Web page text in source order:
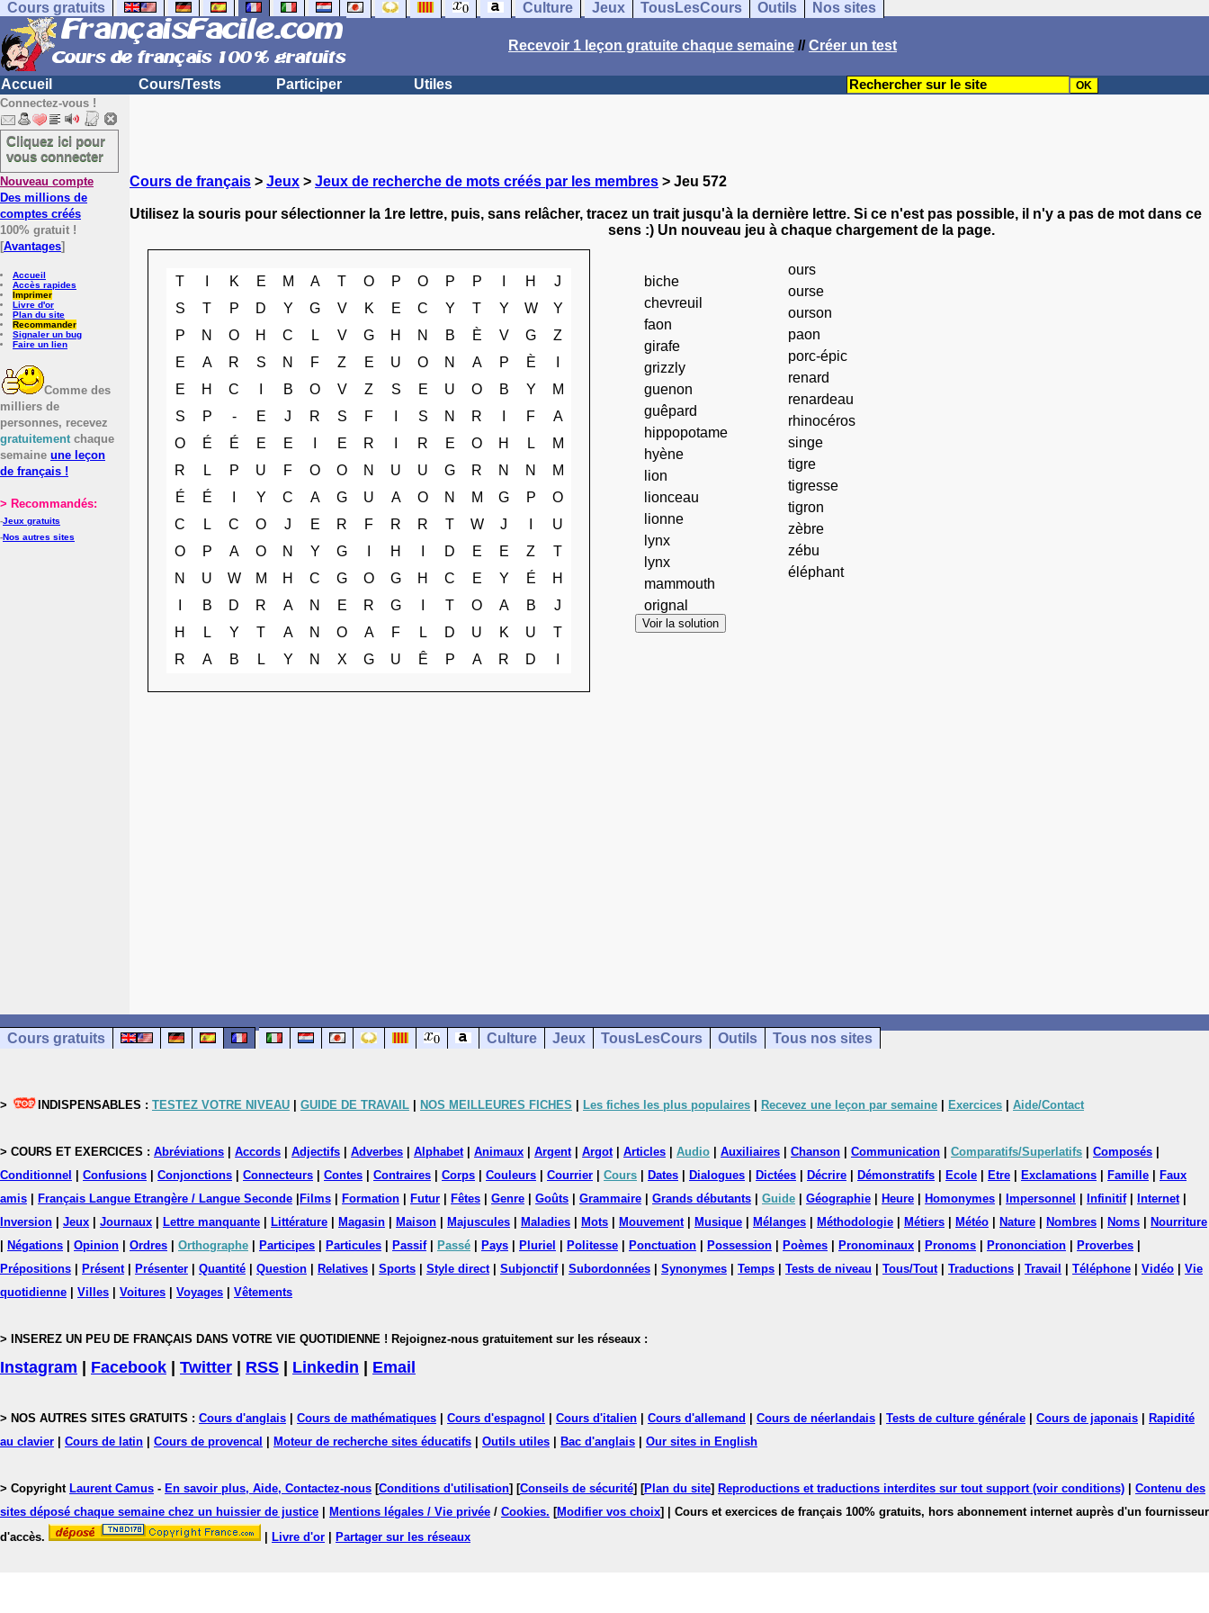
Cours gratuits Culture Jeux TousLesCours Outils Nos sites
Recevoir 1 leçon gratuite chaque semaine //Créer un test
Accueil Cours/Tests Participer Utiles
Connectez-vous !
Cliquez ici pour
vous connecter
Nouveau compte
Des millions de
comptes créés
100% gratuit !
[Avantages]
Accueil
Accès rapides
Imprimer
Livre d'or
Plan du site
Recommander
Signaler un bug
Faire un lien
Comme des
milliers de
personnes, recevez
gratuitementchaque
semaine une leçon
de français !
> Recommandés:
-Jeux gratuits
-Nos autres sites
Cours de français > Jeux > Jeux de recherche de mots créés par les membres > Jeu 572
Utilisez la souris pour sélectionner la 1re lettre, puis, sans relâcher, tracez un trait jusqu'à la dernière lettre. Si ce n'est pas possible, il n'y a pas de mot dans ce
sens :) Un nouveau jeu à chaque chargement de la page.
T K E M A T O P O P P H
J
S
T P D Y G V K E C Y T Y W
Y
P
N O H C L V G H N B È V G
Z
E
A R S N F Z E U O N A P È
E
H C B O V Z S E U O B Y
M
S
P - E J R S F S N R F
A
O
É É E E E R R E O H L
M
R
L P U F O O N U U G R N N
M
É
É Y C A G U A O N M G P
O
C
L C O J E R F R R T W J
U
O
P A O N Y G H D E E Z
T
N
U W M H C G O G H C E Y É
H
B D R A N E R G T O A B
J
H
L Y T A N O A F L D U K U
T
R
A B L Y N X G U Ê P A R D
biche
chevreuil
faon
girafe
grizzly
guenon
guêpard
hippopotame
hyène
lion
lionceau
lionne
lynx
lynx
mammouth
orignal
ours
ourse
ourson
paon
porc-épic
renard
renardeau
rhinocéros
singe
tigre
tigresse
tigron
zèbre
zébu
éléphant
Voir la solution
Cours gratuits Culture Jeux TousLesCours Outils Tous nos sites
> INDISPENSABLES : TESTEZ VOTRE NIVEAU GUIDE DE TRAVAIL NOS MEILLEURES FICHES Les fiches les plus populaires Recevez une leçon par semaine Exercices Aide/Contact
> COURS ET EXERCICES : Abréviations Accords Adjectifs Adverbes Alphabet| Animaux Argent| Argot| Articles Audio Auxiliaires Chanson Communication Comparatifs/Superlatifs Composés
Conditionnel
Confusions Conjonctions Connecteurs Contes Contraires Corps Couleurs Courrier Cours Dates Dialogues Dictées Décrire Démonstratifs Ecole Etre Exclamations Famille
Faux
amis
Français Langue Etrangère / Langue Seconde Films Formation Futur Fêtes Genre Goûts Grammaire Grands débutants Guide Géographie Heure Homonymes Impersonnel Infinitif| Internet|
Inversion
Jeux Journaux Lettre manquante Littérature Magasin Maison Majuscules Maladies Mots Mouvement| Musique Mélanges Méthodologie Métiers Météo Nature Nombres Noms
Nourriture
Négations Opinion Ordres Orthographe Participes Particules Passif| Passé Pays Pluriel Politesse Ponctuation Possession Poèmes Pronominaux Pronoms Prononciation Proverbes
Prépositions
Présent| Présenter Quantité Question Relatives Sports Style direct| Subjonctif| Subordonnées Synonymes Temps Tests de niveau Tous/Tout| Traductions Travail Téléphone Vidéo
Vie
quotidienne
Villes Voitures Voyages Vêtements
> INSEREZ UN PEU DE FRANÇAIS DANS VOTRE VIE QUOTIDIENNE ! Rejoignez-nous gratuitement sur les réseaux :
Instagram Facebook Twitter RSS Linkedin Email
> NOS AUTRES SITES GRATUITS : Cours d'anglais Cours de mathématiques Cours d'espagnol Cours d'italien Cours d'allemand Cours de néerlandais Tests de culture générale Cours de japonais
Rapidité
au clavier
Cours de latin Cours de provencal Moteur de recherche sites éducatifs Outils utiles Bac d'anglais Our sites in English
> Copyright Laurent Camus - En savoir plus, Aide, Contactez-nous [Conditions d'utilisation] [Conseils de sécurité] [Plan du site] Reproductions et traductions interdites sur tout support (voir conditions)
Contenu des
sites déposé chaque semaine chez un huissier de justice
Mentions légales / Vie privée / Cookies. [Modifier vos choix]
| Cours et exercices de français 100% gratuits, hors abonnement internet auprès d'un fournisseur
d'accès.
Livre d'or Partager sur les réseaux